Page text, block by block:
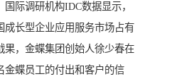
际调研机构IDC数据显示，
成长型企业应用服务市场占有
果，金蝶集团创始人徐少春在
金蝶员工的付出和客户的信